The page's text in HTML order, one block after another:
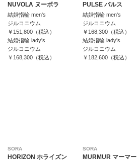
NUVOLA ヌーボラ
結婚指輪 men's
ジルコニウム
￥151,800（税込）
結婚指輪 lady's
ジルコニウム
￥168,300（税込）
PULSE パルス
結婚指輪 men's
ジルコニウム
￥168,300（税込）
結婚指輪 lady's
ジルコニウム
￥182,600（税込）
SORA
HORIZON ホライズン
SORA
MURMUR マーマー